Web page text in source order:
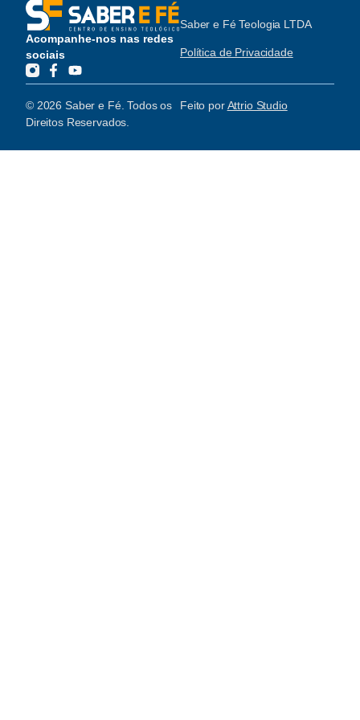
Acompanhe-nos nas redes
sociais
Saber e Fé Teologia LTDA
Política de Privacidade
© 2026 Saber e Fé. Todos os
Direitos Reservados.
Feito porAttrio Studio